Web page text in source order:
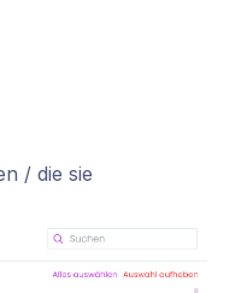
/ die sie